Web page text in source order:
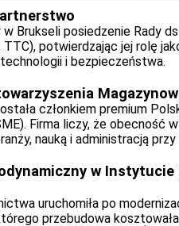
Brukseli posiedzenie Rady
potwierdzając jej rolę
i bezpieczeństwa.
członkiem premium
Firma liczy, że obecność
nauką i administracją
w
uruchomiła po
przebudowa